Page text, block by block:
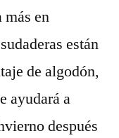
más en
están
de algodón,
ayudará a
después